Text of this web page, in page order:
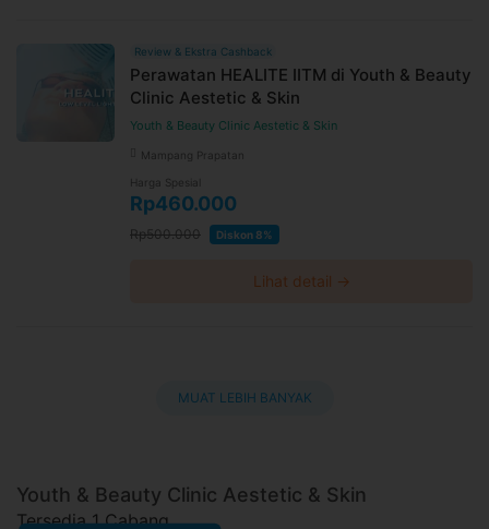
Youth & Beauty Clinic Aestetic & Skin
Tersedia 1 Cabang
Review & Ekstra Cashback
Perawatan HEALITE IITM di Youth & Beauty
Clinic Aestetic & Skin
Youth & Beauty Clinic Aestetic & Skin
Mampang Prapatan
Harga Spesial
Rp460.000
Rp500.000 Diskon 8%
Lihat detail →
MUAT LEBIH BANYAK